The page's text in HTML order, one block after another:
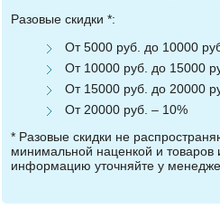
Разовые скидки *:
От 5000 руб. до 10000
От 10000 руб. до 15000
От 15000 руб. до 20000
От 20000 руб. – 10%
* Разовые скидки не
минимальной наценкой и товаров
информацию уточняйте у